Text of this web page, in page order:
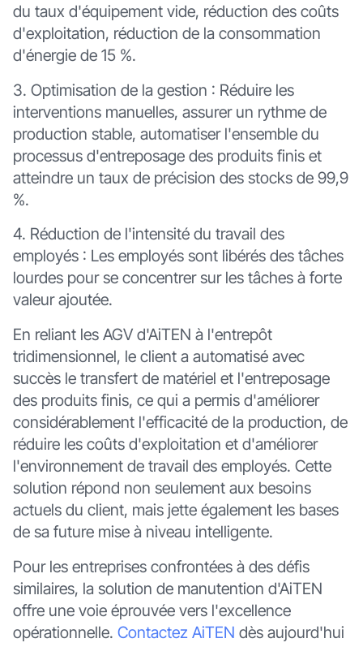
du taux d'équipement vide, réduction des coûts
d'exploitation, réduction de la consommation
d'énergie de 15 %.
3. Optimisation de la gestion : Réduire les
interventions manuelles, assurer un rythme de
production stable, automatiser l'ensemble du
processus d'entreposage des produits finis et
atteindre un taux de précision des stocks de 99,9
%.
4. Réduction de l'intensité du travail des
employés : Les employés sont libérés des tâches
lourdes pour se concentrer sur les tâches à forte
valeur ajoutée.
En reliant les AGV d'AiTEN à l'entrepôt
tridimensionnel, le client a automatisé avec
succès le transfert de matériel et l'entreposage
des produits finis, ce qui a permis d'améliorer
considérablement l'efficacité de la production, de
réduire les coûts d'exploitation et d'améliorer
l'environnement de travail des employés. Cette
solution répond non seulement aux besoins
actuels du client, mais jette également les bases
de sa future mise à niveau intelligente.
Pour les entreprises confrontées à des défis
similaires, la solution de manutention d'AiTEN
offre une voie éprouvée vers l'excellence
opérationnelle. Contactez AiTEN dès aujourd'hui